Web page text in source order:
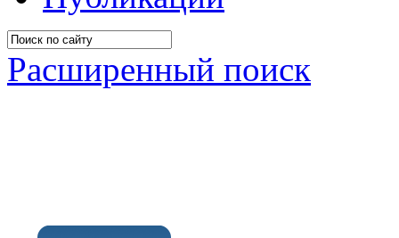
Расширенный поиск